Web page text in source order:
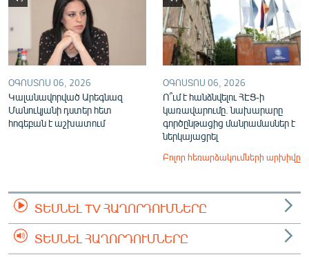
ՕԳՈՍՏՈՍ 06, 2026
Կալանավորված Արեգնազ
Մանուկյանի դստեր հետ
հոգեբան է աշխատում
ՕԳՈՍՏՈՍ 06, 2026
Ո՞ւմ է հանձնվելու ՀԷՑ-ի
կառավարումը. նախարարը
գործընթացից մանրամասներ է
ներկայացրել
Բոլոր հեռարձակումների արխիվը
ՏԵՍՆԵԼ TV ՀԱՂՈՐԴՈՒՄՆԵՐԸ
ՏԵՍՆԵԼ ՀԱՂՈՐԴՈՒՄՆԵՐԸ